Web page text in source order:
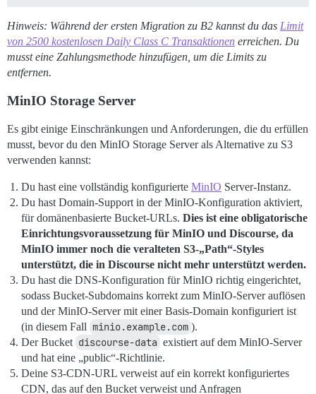
Hinweis: Während der ersten Migration zu B2 kannst du das Limit
von 2500 kostenlosen Daily Class C Transaktionen erreichen. Du
musst eine Zahlungsmethode hinzufügen, um die Limits zu
entfernen.
MinIO Storage Server
Es gibt einige Einschränkungen und Anforderungen, die du erfüllen
musst, bevor du den MinIO Storage Server als Alternative zu S3
verwenden kannst:
Du hast eine vollständig konfigurierte MinIO Server-Instanz.
Du hast Domain-Support in der MinIO-Konfiguration aktiviert,
für domänenbasierte Bucket-URLs. Dies ist eine obligatorische
Einrichtungsvoraussetzung für MinIO und Discourse, da
MinIO immer noch die veralteten S3-„Path“-Styles
unterstützt, die in Discourse nicht mehr unterstützt werden.
Du hast die DNS-Konfiguration für MinIO richtig eingerichtet,
sodass Bucket-Subdomains korrekt zum MinIO-Server auflösen
und der MinIO-Server mit einer Basis-Domain konfiguriert ist
(in diesem Fall minio.example.com ).
Der Bucket discourse-data existiert auf dem MinIO-Server
und hat eine „public“-Richtlinie.
Deine S3-CDN-URL verweist auf ein korrekt konfiguriertes
CDN, das auf den Bucket verweist und Anfragen